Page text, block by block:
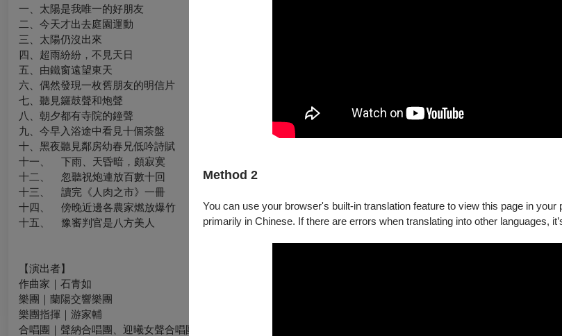
Method 2
You can use your browser's built-in translation feature to view this page in your
primarily in Chinese. If there are errors when translating into other languages,
一、太陽是我唯一的好朋友
二、今天才出去庭園運動
三、太陽仍沒出來
四、超雨紛紛，不見天日
五、由鐵窗遠望東天
六、偶然發現一枚舊朋友的明信片
七、聽見鑼鼓聲和炮聲
八、朝夕都有寺院的鐘聲
九、今早入浴途中看見十個茶盤
十、黑夜聽見鄰房幼春兄低吟詩賦
十一、 下雨、天昏暗，頗寂寞
十二、 忽聽祝炮連放百數十回
十三、 讀完《人肉之市》一冊
十四、 傍晚近邊各農家燃放爆竹
十五、 豫審判官是八方美人
【演出者】
作曲家｜石青如
樂團｜蘭陽交響樂團
樂團指揮｜游家輔
合唱團｜聲納合唱團、迎曦女聲合唱團、長庚校友合唱團